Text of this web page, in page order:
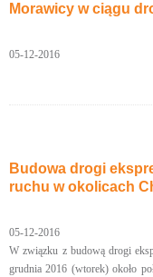
Morawicy w ciągu
05-12-2016
Budowa drogi
ruchu w okolicach
05-12-2016
W związku z budową drogi
grudnia 2016 (wtorek) około